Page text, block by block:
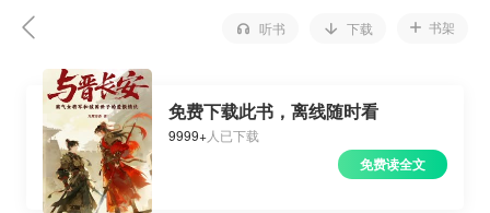
听书 下载 书架
免费下载此书，离线随时看
9999+人已下载
免费读全文